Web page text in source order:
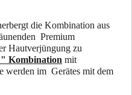
die Kombination aus
Premium
Hautverjüngung zu
Kombination mit
im Gerätes mit dem